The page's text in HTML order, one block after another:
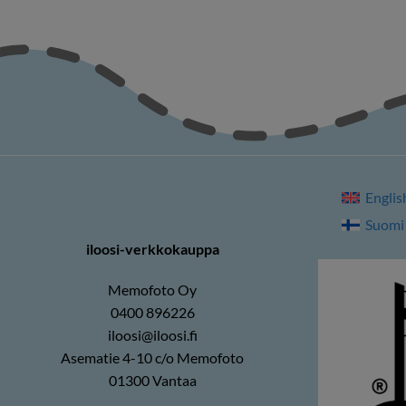
iloosi-verkkokauppa
Memofoto Oy
0400 896226
iloosi@iloosi.fi
Asematie 4-10 c/o Memofoto
01300 Vantaa
Suomi